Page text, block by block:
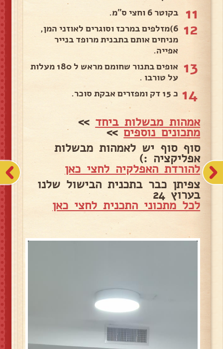
11 בקוטר 6 וחצי ס"מ.
12
6)מזלפים במרכז וסוגרים לאוזני המן,
מניחים אותם בתבנית מרופד בנייר
אפייה.
13
אופים בתנור שחומם מראש ל 180 מעלות
על טורבו .
14 כ 15 דק ומפזרים אבקת סוכר.
אמהות מבשלות ביחד >>
מתכונים נוספים>>
סוף סוף יש לאמהות מבשלות
אפליקציה :)
להורדת האפלקיה לחצי כאן
צפיתן כבר בתכנית הבישול שלנו
בערוץ 24
לכל מתכוני התכנית לחצי כאן